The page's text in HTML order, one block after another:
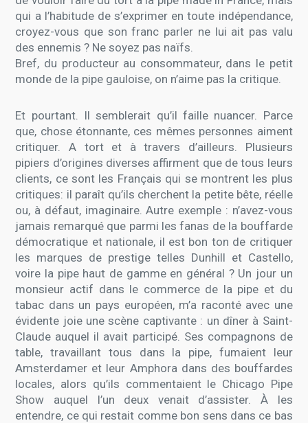
qui a l’habitude de s’exprimer en toute indépendance,
croyez-vous que son franc parler ne lui ait pas valu
des ennemis ? Ne soyez pas naïfs.
Bref, du producteur au consommateur, dans le petit
monde de la pipe gauloise, on n’aime pas la critique.
Et pourtant. Il semblerait qu’il faille nuancer. Parce
que, chose étonnante, ces mêmes personnes aiment
critiquer. A tort et à travers d’ailleurs. Plusieurs
pipiers d’origines diverses affirment que de tous leurs
clients, ce sont les Français qui se montrent les plus
critiques: il paraît qu’ils cherchent la petite bête, réelle
ou, à défaut, imaginaire. Autre exemple : n’avez-vous
jamais remarqué que parmi les fanas de la bouffarde
démocratique et nationale, il est bon ton de critiquer
les marques de prestige telles Dunhill et Castello,
voire la pipe haut de gamme en général ? Un jour un
monsieur actif dans le commerce de la pipe et du
tabac dans un pays européen, m’a raconté avec une
évidente joie une scène captivante : un dîner à Saint-
Claude auquel il avait participé. Ses compagnons de
table, travaillant tous dans la pipe, fumaient leur
Amsterdamer et leur Amphora dans des bouffardes
locales, alors qu’ils commentaient le Chicago Pipe
Show auquel l’un deux venait d’assister. À les
entendre, ce qui restait comme bon sens dans ce bas